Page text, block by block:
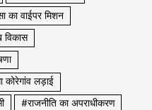
का वाईपर मिशन
विकास
कोरेगांव लड़ाई
#राजनीति का अपराधीकरण